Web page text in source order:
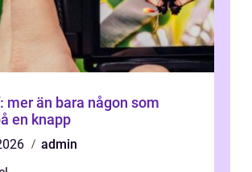
mer än bara någon som
en knapp
admin